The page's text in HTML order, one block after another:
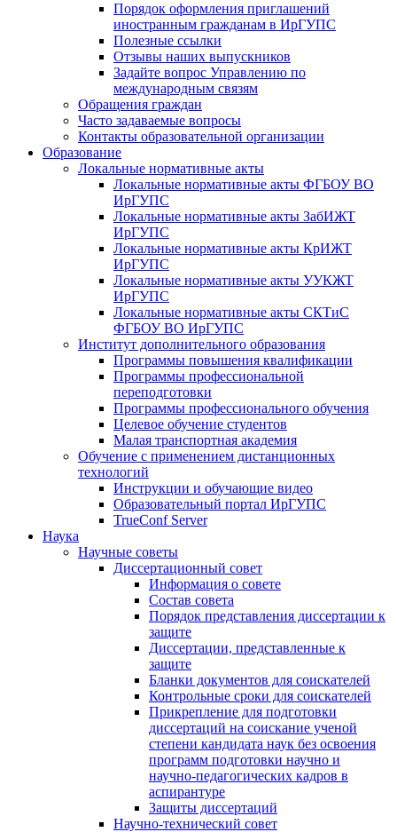
Порядок оформления приглашений
иностранным гражданам в ИрГУПС
Полезные ссылки
Отзывы наших выпускников
Задайте вопрос Управлению по
международным связям
Обращения граждан
Часто задаваемые вопросы
Контакты образовательной организации
Образование
Локальные нормативные акты
Локальные нормативные акты ФГБОУ ВО
ИрГУПС
Локальные нормативные акты ЗабИЖТ
ИрГУПС
Локальные нормативные акты КрИЖТ
ИрГУПС
Локальные нормативные акты УУКЖТ
ИрГУПС
Локальные нормативные акты СКТиС
ФГБОУ ВО ИрГУПС
Институт дополнительного образования
Программы повышения квалификации
Программы профессиональной
переподготовки
Программы профессионального обучения
Целевое обучение студентов
Малая транспортная академия
Обучение с применением дистанционных
технологий
Инструкции и обучающие видео
Образовательный портал ИрГУПС
TrueConf Server
Наука
Научные советы
Диссертационный совет
Информация о совете
Состав совета
Порядок представления диссертации к
защите
Диссертации, представленные к
защите
Бланки документов для соискателей
Контрольные сроки для соискателей
Прикрепление для подготовки
диссертаций на соискание ученой
степени кандидата наук без освоения
программ подготовки научно и
научно-педагогических кадров в
аспирантуре
Защиты диссертаций
Научно-технический совет